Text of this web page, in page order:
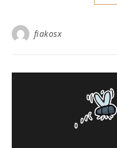
fiakosx